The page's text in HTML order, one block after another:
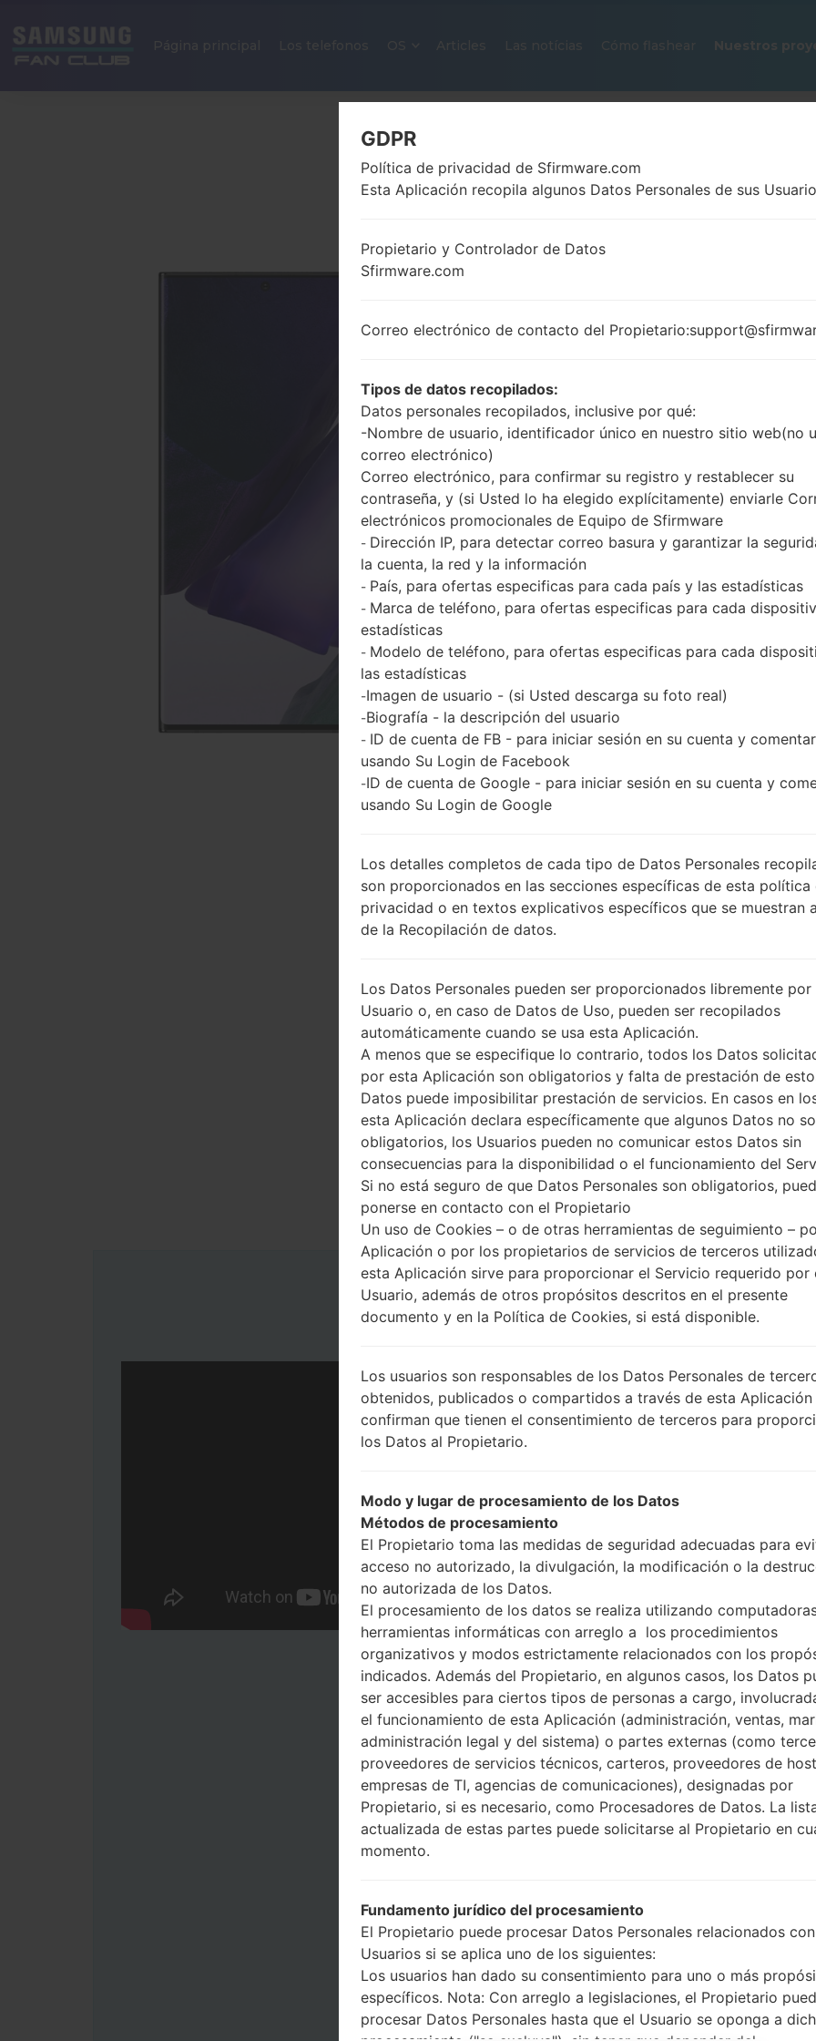
Las notícias Cómo flashear Nuestros
FIRMWARE OFICIAL #202424
SAMSUNGGALAXY NOTE 20
N986B_1_20201223171035_j4p9axwhdp_fac.zip
Descargue la última actualización de firmware
olvide verificar si el número de modelo de su
modelo indicado % MODEL%. El código del
viene con la versión PDA N986BXXS1CUA2 y la
MODEM N986BXXU1CTL5. La versión del sistema
Tutorial completo sobre cómo actualizar el
NOMBRE DE
ARCHIVO
SM-N986B_1_20201223171035_
j4p9axwhdp_fac
EL TAMAÑO DEL
6.84 GiB
SISTEMA
OPERATIVO
Android R 11
CSC VERSIÓN
REGIÓN
DESCRIPCIÓN T-Mobile NL
Instrucciones
Descargue a su PC:
A continuación,
Debe obtener 1 (si es
CSC _ ***: "País y
Agregue todos los
Si desea hacer clean
Ahora apague su
Cómo hacer todos los
Presione y
botón de Subir
Presione y
Bajar volumen y
Presione y
botón de Bajar
Conecte un cable
botón de Bixby y la
Presione y
Especifique solo
Automático.
Finalmente, presione
reiniciará y se
GDPR
Política de privacidad de Sfirmware.com
Esta Aplicación recopila algunos Datos Personales de sus
Propietario y Controlador de Datos
Sfirmware.com
Correo electrónico de contacto del
Tipos de datos recopilados:
Datos personales recopilados, inclusive por qué:
-Nombre de usuario, identificador único en nuestro sitio web(no
correo electrónico)
Correo electrónico, para confirmar su registro y restablecer su
contraseña, y (si Usted lo ha elegido explícitamente) enviarle
electrónicos promocionales de Equipo de Sfirmware
- Dirección IP, para detectar correo basura y garantizar la
la cuenta, la red y la información
- País, para ofertas especificas para cada país y las estadísticas
- Marca de teléfono, para ofertas especificas para cada
estadísticas
- Modelo de teléfono, para ofertas especificas para cada
las estadísticas
-Imagen de usuario - (si Usted descarga su foto real)
-Biografía - la descripción del usuario
- ID de cuenta de FB - para iniciar sesión en su cuenta y comentar
usando Su Login de Facebook
-ID de cuenta de Google - para iniciar sesión en su cuenta y
usando Su Login de Google
Los detalles completos de cada tipo de Datos Personales
son proporcionados en las secciones específicas de esta política
privacidad o en textos explicativos específicos que se muestran
de la Recopilación de datos.
Los Datos Personales pueden ser proporcionados libremente por
Usuario o, en caso de Datos de Uso, pueden ser recopilados
automáticamente cuando se usa esta Aplicación.
A menos que se especifique lo contrario, todos los Datos
por esta Aplicación son obligatorios y falta de prestación de
Datos puede imposibilitar prestación de servicios. En casos en
esta Aplicación declara específicamente que algunos Datos no
obligatorios, los Usuarios pueden no comunicar estos Datos sin
consecuencias para la disponibilidad o el funcionamiento del
Si no está seguro de que Datos Personales son obligatorios,
ponerse en contacto con el Propietario
Un uso de Cookies – o de otras herramientas de seguimiento –
Aplicación o por los propietarios de servicios de terceros
esta Aplicación sirve para proporcionar el Servicio requerido por
Usuario, además de otros propósitos descritos en el presente
documento y en la Política de Cookies, si está disponible.
Los usuarios son responsables de los Datos Personales de
obtenidos, publicados o compartidos a través de esta Aplicación
confirman que tienen el consentimiento de terceros para
los Datos al Propietario.
Modo y lugar de procesamiento de los Datos
Métodos de procesamiento
El Propietario toma las medidas de seguridad adecuadas para
acceso no autorizado, la divulgación, la modificación o la
no autorizada de los Datos.
El procesamiento de los datos se realiza utilizando
herramientas informáticas con arreglo a los procedimientos
organizativos y modos estrictamente relacionados con los
indicados. Además del Propietario, en algunos casos, los Datos
ser accesibles para ciertos tipos de personas a cargo,
el funcionamiento de esta Aplicación (administración, ventas,
administración legal y del sistema) o partes externas (como
proveedores de servicios técnicos, carteros, proveedores de
empresas de TI, agencias de comunicaciones), designadas por
Propietario, si es necesario, como Procesadores de Datos. La
actualizada de estas partes puede solicitarse al Propietario en
momento.
Fundamento jurídico del procesamiento
El Propietario puede procesar Datos Personales relacionados
Usuarios si se aplica uno de los siguientes:
Los usuarios han dado su consentimiento para uno o más
específicos. Nota: Con arreglo a legislaciones, el Propietario
procesar Datos Personales hasta que el Usuario se oponga a